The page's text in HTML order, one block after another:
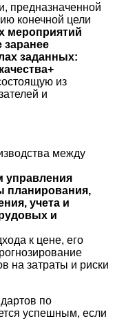
предназначенной
конечной цели
мероприятий
заданных:
из
и
между
управления
планирования,
учета и
и
к цене, его
на затраты и риски
по
успешным, если